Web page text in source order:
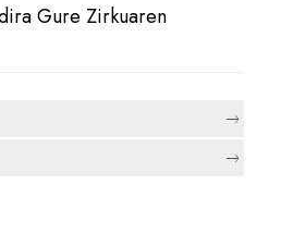
Gure Zirkuaren